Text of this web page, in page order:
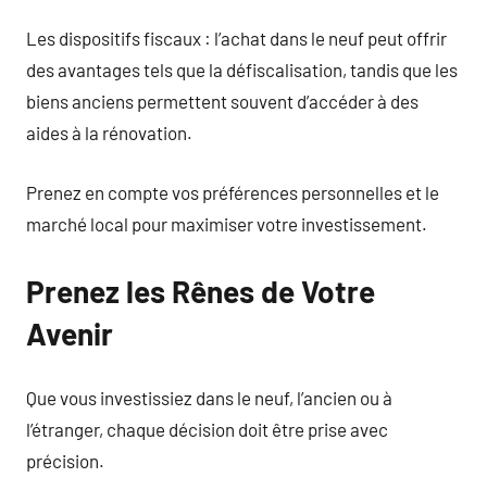
Les dispositifs fiscaux : l’achat dans le neuf peut offrir
des avantages tels que la défiscalisation, tandis que les
biens anciens permettent souvent d’accéder à des
aides à la rénovation.
Prenez en compte vos préférences personnelles et le
marché local pour maximiser votre investissement.
Prenez les Rênes de Votre
Avenir
Que vous investissiez dans le neuf, l’ancien ou à
l’étranger, chaque décision doit être prise avec
précision.